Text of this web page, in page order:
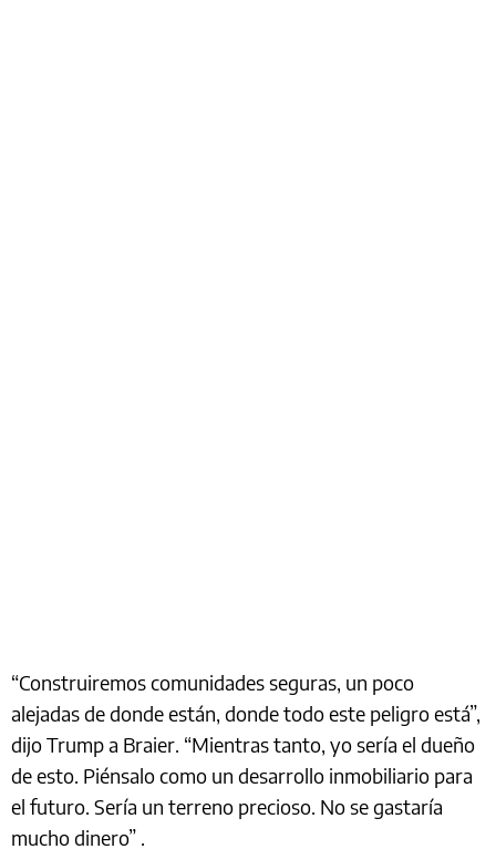
“Construiremos comunidades seguras, un poco
alejadas de donde están, donde todo este peligro está”,
dijo Trump a Braier. “Mientras tanto, yo sería el dueño
de esto. Piénsalo como un desarrollo inmobiliario para
el futuro. Sería un terreno precioso. No se gastaría
mucho dinero” .